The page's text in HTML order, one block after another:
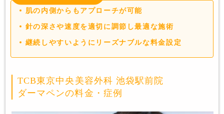
肌の内側からもアプローチが可能
針の深さや速度を適切に調節し最適な施術
継続しやすいようにリーズナブルな料金設定
TCB東京中央美容外科 池袋駅前院
ダーマペンの料金・症例